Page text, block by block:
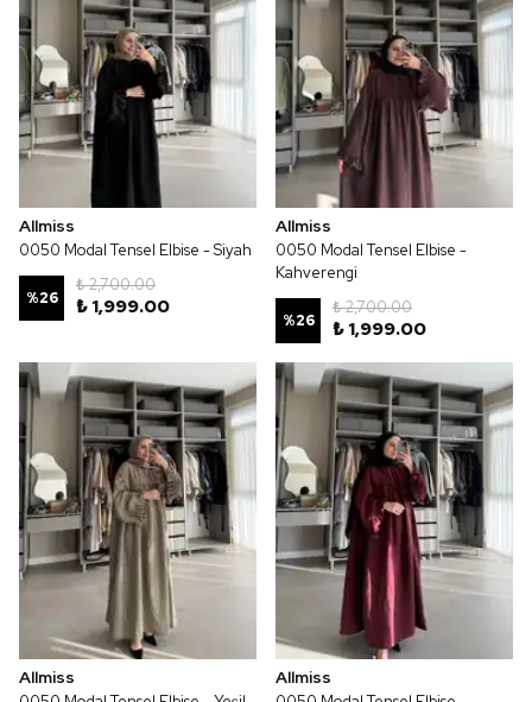
Allmiss
0050 Modal Tensel Elbise - Siyah
%26
₺ 2,700.00
₺ 1,999.00
Allmiss
0050 Modal Tensel Elbise -
Kahverengi
%26
₺ 2,700.00
₺ 1,999.00
Allmiss Allmiss